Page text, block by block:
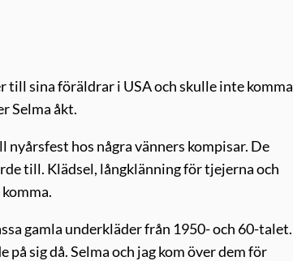
till sina föräldrar i USA och skulle inte komma
Selma åkt.
hos några vänners kompisar. De
till. Klädsel, långklänning för tjejerna och
gamla underkläder från 1950- och 60-talet.
sig då. Selma och jag kom över dem för